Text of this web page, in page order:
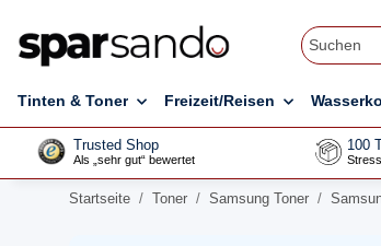
Tinten & Toner Freizeit/Reisen
Trusted Shop
Als „sehr gut“ bewertet
100
Startseite Toner Samsung Toner